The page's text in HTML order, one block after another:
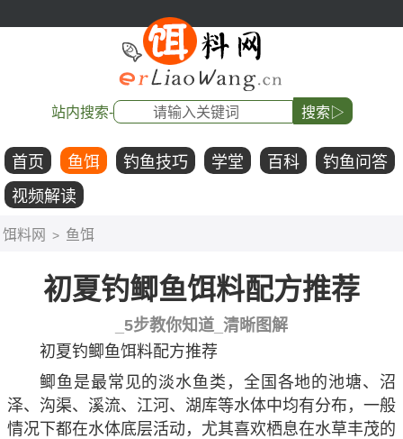
站内搜索- 搜索▷
首页 鱼饵 钓鱼技巧 学堂 百科
钓鱼问答
视频解读
饵料网 > 鱼饵
初夏钓鲫鱼饵料配方推荐
_5步教你知道_清晰图解
初夏钓鲫鱼饵料配方推荐
鲫鱼是最常见的淡水鱼类，全国各地的池塘、沼
泽、沟渠、溪流、江河、湖库等水体中均有分布，一般
情况下都在水体底层活动，尤其喜欢栖息在水草丰茂的